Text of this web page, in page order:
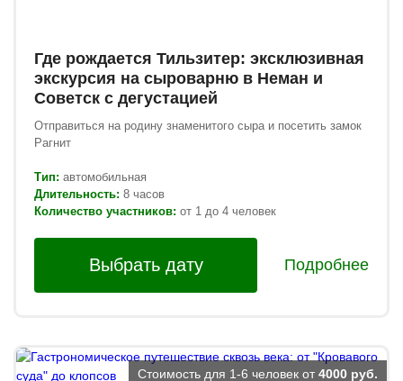
Где рождается Тильзитер: эксклюзивная
экскурсия на сыроварню в Неман и
Советск с дегустацией
Отправиться на родину знаменитого сыра и посетить замок
Рагнит
Тип: автомобильная
Длительность: 8 часов
Количество участников: от 1 до 4 человек
Выбрать дату Подробнее
Стоимость для 1-6 человек от 4000 руб.